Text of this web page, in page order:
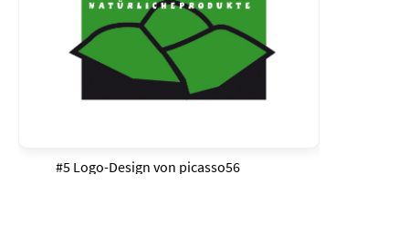
#5 Logo-Design von picasso56